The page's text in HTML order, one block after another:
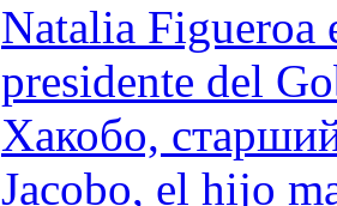
Natalia Figueroa
presidente del
Хакобо,
Jacobo, el hijo